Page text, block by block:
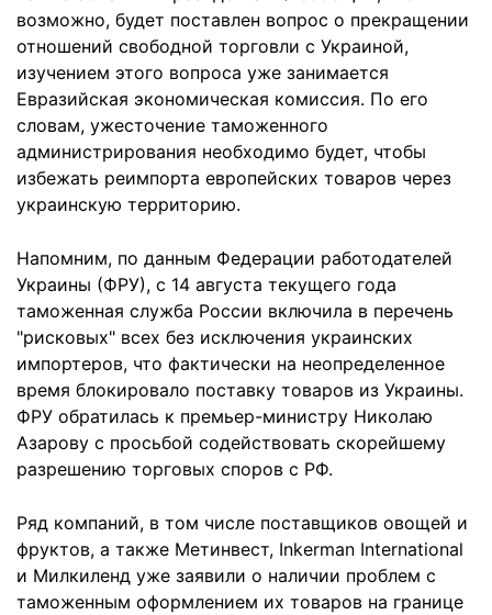
возможно, будет поставлен вопрос о прекращении
отношений свободной торговли с Украиной,
изучением этого вопроса уже занимается
Евразийская экономическая комиссия. По его
словам, ужесточение таможенного
администрирования необходимо будет, чтобы
избежать реимпорта европейских товаров через
украинскую территорию.
Напомним, по данным Федерации работодателей
Украины (ФРУ), с 14 августа текущего года
таможенная служба России включила в перечень
"рисковых" всех без исключения украинских
импортеров, что фактически на неопределенное
время блокировало поставку товаров из Украины.
ФРУ обратилась к премьер-министру Николаю
Азарову с просьбой содействовать скорейшему
разрешению торговых споров с РФ.
Ряд компаний, в том числе поставщиков овощей и
фруктов, а также Метинвест, Inkerman International
и Милкиленд уже заявили о наличии проблем с
таможенным оформлением их товаров на границе